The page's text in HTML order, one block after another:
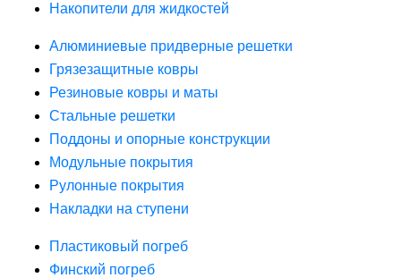
Накопители для жидкостей
Алюминиевые придверные решетки
Грязезащитные ковры
Резиновые ковры и маты
Стальные решетки
Поддоны и опорные конструкции
Модульные покрытия
Рулонные покрытия
Накладки на ступени
Пластиковый погреб
Финский погреб